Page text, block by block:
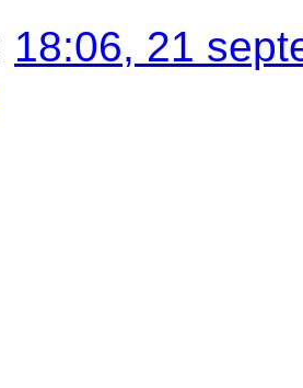
18:06, 21